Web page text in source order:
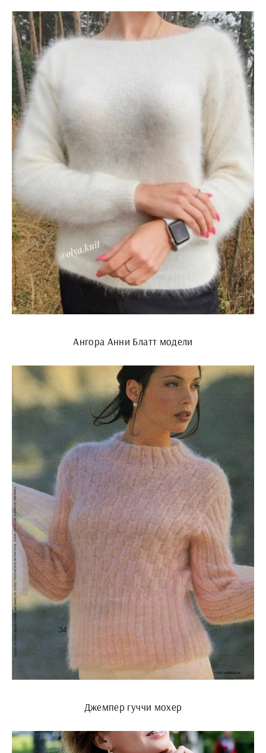
Ангора Анни Блатт модели
Джемпер гуччи мохер